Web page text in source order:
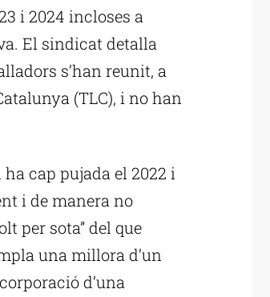
i 2024 incloses a
El sindicat detalla
s’han reunit, a
(TLC), i no han
ha cap pujada el 2022 i
i de manera no
per sota” del que
una millora d’un
d’una